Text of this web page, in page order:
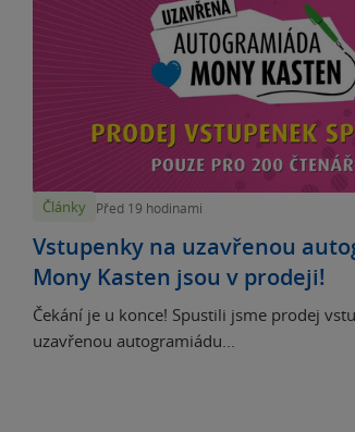
Články Před 19 hodinami
Vstupenky na uzavřenou
Mony Kasten jsou v prodeji!
Čekání je u konce! Spustili jsme prodej
uzavřenou autogramiádu...